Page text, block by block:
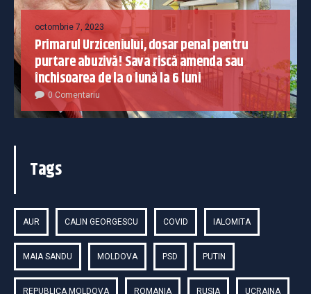
octombrie 7, 2023
Primarul Urziceniului, dosar penal pentru
purtare abuzivă! Sava riscă amenda sau
închisoarea de la o lună la 6 luni
0 Comentariu
Tags
AUR CALIN GEORGESCU COVID IALOMITA
MAIA SANDU MOLDOVA PSD PUTIN
REPUBLICA MOLDOVA ROMANIA RUSIA UCRAINA